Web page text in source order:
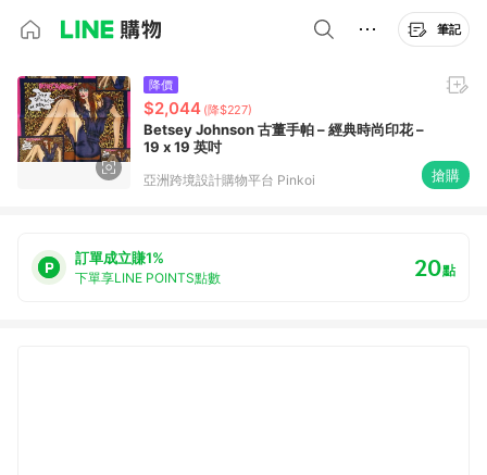
筆記
降價
$2,044 (降$227)
Betsey Johnson 古董手帕 – 經典時尚印花 –
19 x 19 英吋
亞洲跨境設計購物平台 Pinkoi 搶購
訂單成立賺1%
下單享LINE POINTS點數 20點